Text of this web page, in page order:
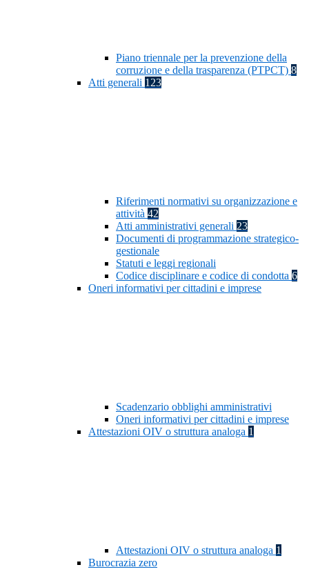
Piano triennale per la prevenzione della
corruzione e della trasparenza (PTPCT) 8
Atti generali 123
Riferimenti normativi su organizzazione e
attività 42
Atti amministrativi generali 23
Documenti di programmazione strategico-
gestionale
Statuti e leggi regionali
Codice disciplinare e codice di condotta 6
Oneri informativi per cittadini e imprese
Scadenzario obblighi amministrativi
Oneri informativi per cittadini e imprese
Attestazioni OIV o struttura analoga 1
Attestazioni OIV o struttura analoga 1
Burocrazia zero